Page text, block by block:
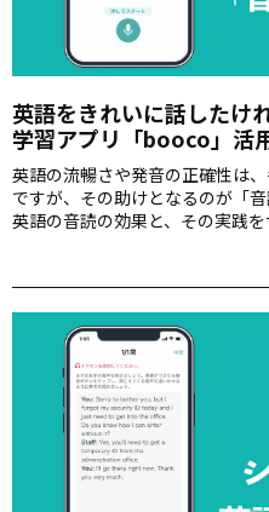
英語をきれいに話したけ
学習アプリ「booco」活
英語の流暢さや発音の正確性は
ですが、その助けとなるのが「
英語の音読の効果と、その実践